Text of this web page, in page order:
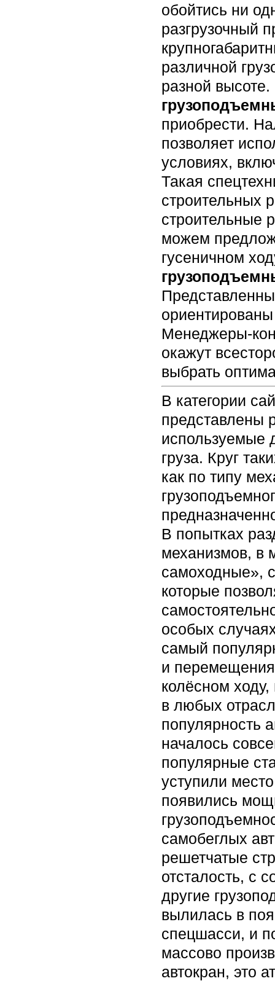
обойтись ни
разгрузочный
различной
разной
приобрести.
позволяет
условиях,
Такая
строительных
строительные
можем
гусеничном
Менеджеры-
окажут
выбрать
В категории
представлены
используемые
груза. Круг
как по типу
В попытках
механизмов, в
самоходные»,
которые
особых
самый
и перемещения
колёсном
в любых
популярность
началось
популярные
уступили
появились
самобеглых
решетчатые
отсталость, с
другие
вылилась в
спецшасси, и
массово
автокран, это